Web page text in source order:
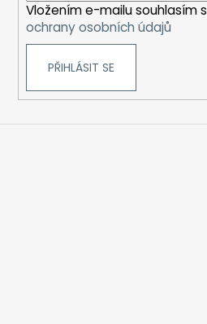
Vložením e-mailu souhlasím s
ochrany osobních údajů
PŘIHLÁSIT SE